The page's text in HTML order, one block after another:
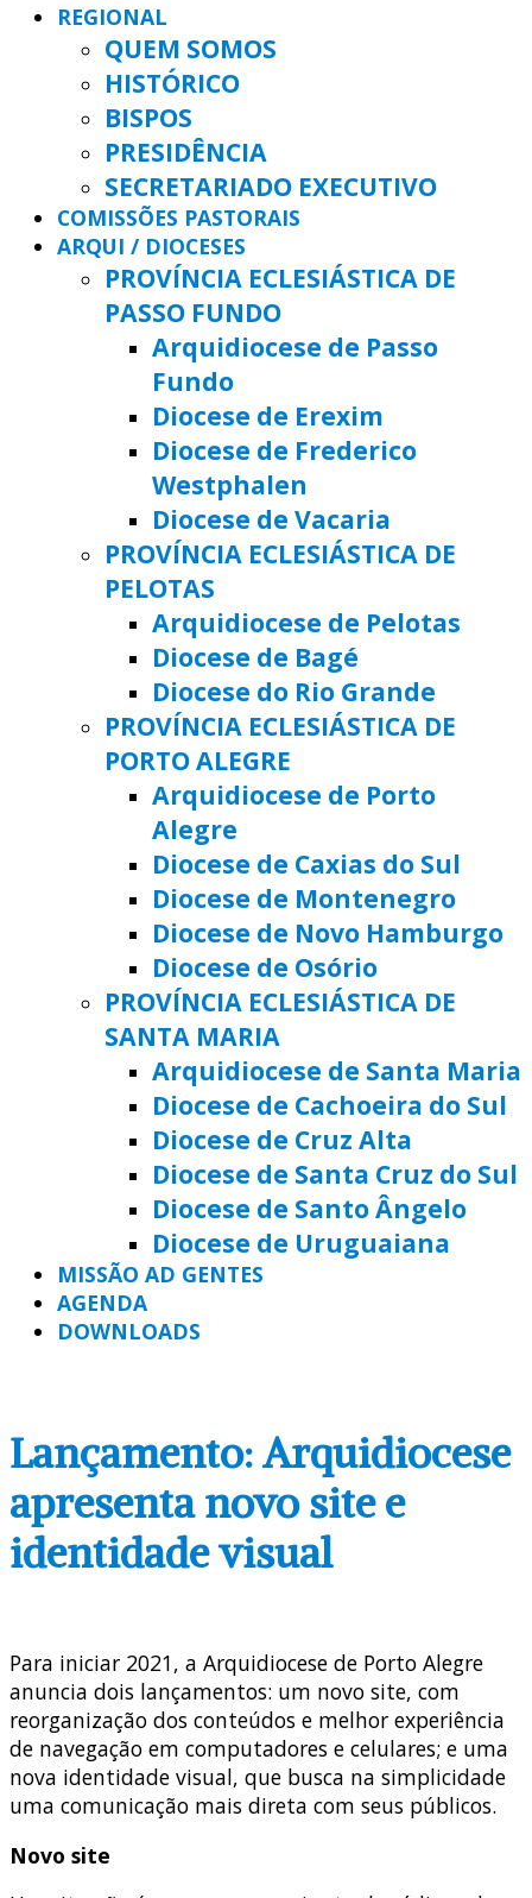
REGIONAL
QUEM SOMOS
HISTÓRICO
BISPOS
PRESIDÊNCIA
SECRETARIADO EXECUTIVO
COMISSÕES PASTORAIS
ARQUI / DIOCESES
PROVÍNCIA ECLESIÁSTICA DE
PASSO FUNDO
Arquidiocese de Passo
Fundo
Diocese de Erexim
Diocese de Frederico
Westphalen
Diocese de Vacaria
PROVÍNCIA ECLESIÁSTICA DE
PELOTAS
Arquidiocese de Pelotas
Diocese de Bagé
Diocese do Rio Grande
PROVÍNCIA ECLESIÁSTICA DE
PORTO ALEGRE
Arquidiocese de Porto
Alegre
Diocese de Caxias do Sul
Diocese de Montenegro
Diocese de Novo Hamburgo
Diocese de Osório
PROVÍNCIA ECLESIÁSTICA DE
SANTA MARIA
Arquidiocese de Santa Maria
Diocese de Cachoeira do Sul
Diocese de Cruz Alta
Diocese de Santa Cruz do Sul
Diocese de Santo Ângelo
Diocese de Uruguaiana
MISSÃO AD GENTES
AGENDA
DOWNLOADS
Lançamento: Arquidiocese
apresenta novo site e
identidade visual
Para iniciar 2021, a Arquidiocese de Porto Alegre
anuncia dois lançamentos: um novo site, com
reorganização dos conteúdos e melhor experiência
de navegação em computadores e celulares; e uma
nova identidade visual, que busca na simplicidade
uma comunicação mais direta com seus públicos.
Novo site